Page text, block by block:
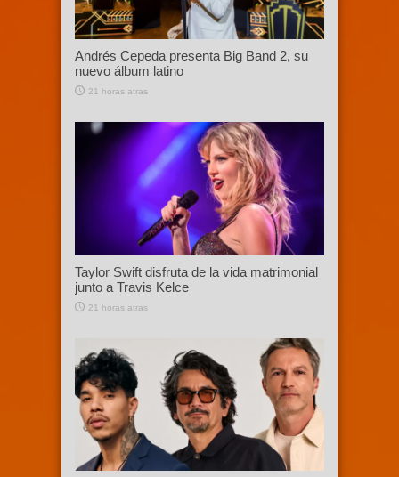
Andrés Cepeda presenta Big Band 2, su
nuevo álbum latino
21 horas atras
Taylor Swift disfruta de la vida matrimonial
junto a Travis Kelce
21 horas atras